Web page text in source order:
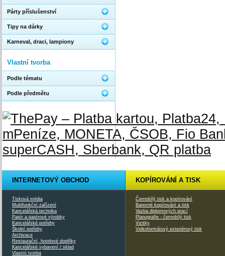
Párty příslušenství
Tipy na dárky
Karneval, draci, lampiony
Vlastní tvorba
Podle tématu
Podle předmětu
INTERNETOVÝ OBCHOD
Tisková média
Multifunkční zařízení
Kancelářská technika
Papír a papírové výrobky
Kancelářské potřeby
Školní potřeby
Archivace
Restaurační, hotelové doplňky
Kancelářské vybavení / sklad
Vlastní tvorba
KOPÍROVÁNÍ A TISK
Černobílý tisk a kopírování
Barevné kopírování a tisk
Vazba diplomových prací
Planografie - černobílý tisk
Vizitky
Velkoformátový exteriérový tisk